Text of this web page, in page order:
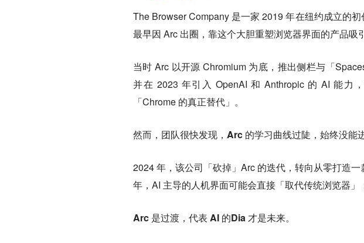
The Browser Company 是一家 2019 年在纽约成立的
最早因 Arc 出圈，靠这个大胆重塑浏览器界面的产品吸
当时 Arc 以开源 Chromium 为底，推出侧栏与「
并在 2023 年引入 OpenAI 和 Anthropic 的 AI 能力
「Chrome 的真正替代」。
然而，团队很快发现， Arc 的学习曲线过陡，始终没能
2024 年，该公司「砍掉」Arc 的迭代，转向从零打造
年，AI 主导的人机界面可能会直接「取代传统浏览器」
Arc 是过渡，代表 AI 的Dia 才是未来。